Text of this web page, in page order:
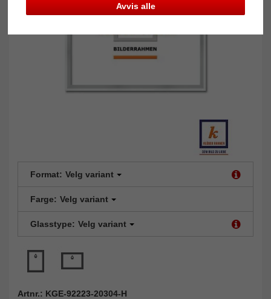
Avvis alle
Format: Velg variant
Farge: Velg variant
Glasstype: Velg variant
Artnr.: KGE-92223-20304-H